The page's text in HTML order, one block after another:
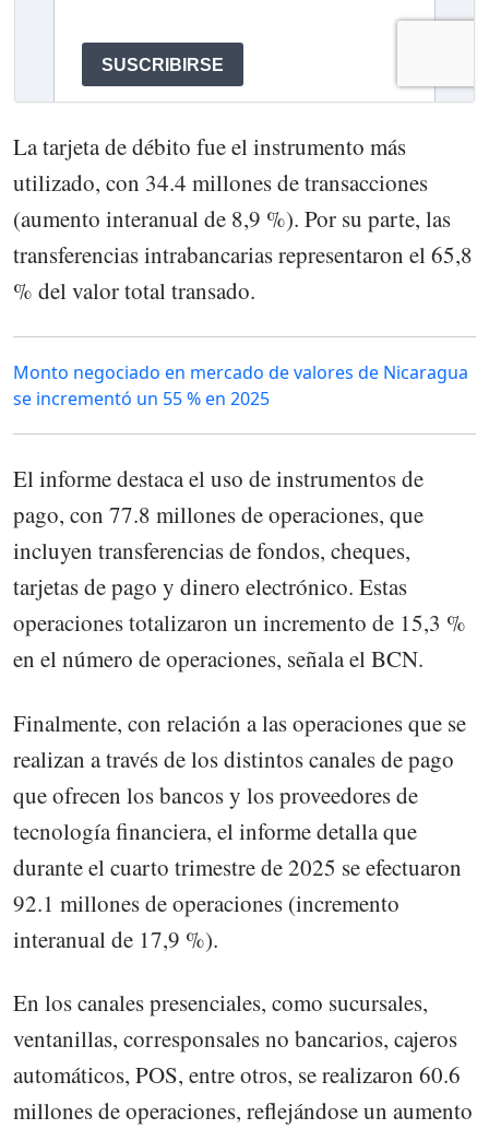
La tarjeta de débito fue el instrumento más
utilizado, con 34.4 millones de transacciones
(aumento interanual de 8,9 %). Por su parte, las
transferencias intrabancarias representaron el 65,8
% del valor total transado.
Monto negociado en mercado de valores de Nicaragua
se incrementó un 55 % en 2025
El informe destaca el uso de instrumentos de
pago, con 77.8 millones de operaciones, que
incluyen transferencias de fondos, cheques,
tarjetas de pago y dinero electrónico. Estas
operaciones totalizaron un incremento de 15,3 %
en el número de operaciones, señala el BCN.
Finalmente, con relación a las operaciones que se
realizan a través de los distintos canales de pago
que ofrecen los bancos y los proveedores de
tecnología financiera, el informe detalla que
durante el cuarto trimestre de 2025 se efectuaron
92.1 millones de operaciones (incremento
interanual de 17,9 %).
En los canales presenciales, como sucursales,
ventanillas, corresponsales no bancarios, cajeros
automáticos, POS, entre otros, se realizaron 60.6
millones de operaciones, reflejándose un aumento